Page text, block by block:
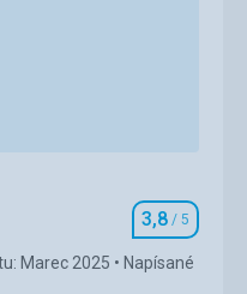
takže určite
5,0 / 5
5,0/ 5
Hodnotenie
3,8 / 5
Marec 2025
Napísané